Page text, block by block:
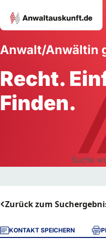
Anwalt/Anwältin
Recht.
Finden.
Suche
Zurück zum
KONTAKT SPEICHERN